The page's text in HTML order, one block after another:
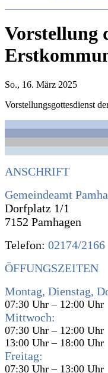
Vorstellung
So., 16. März 2025
Vorstellungsgottesdienst
ANSCHRIFT
Gemeindeamt
Dorfplatz 1/1
7152 Pamhagen
Telefon: 02174/2166
ÖFFUNGSZEITEN
Montag, Dienstag,
07:30 Uhr – 12:00 Uhr
Mittwoch:
07:30 Uhr – 12:00 Uhr
13:00 Uhr – 18:00 Uhr
Freitag:
07:30 Uhr – 13:00 Uhr